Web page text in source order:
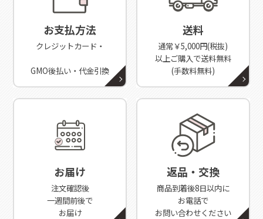
お支払方法
クレジットカード・
GMO後払い・代金引換
送料
通常￥5,000円(税抜)
以上ご購入で送料無料
(手数料無料)
お届け
注文確認後
一週間前後で
お届け
返品・交換
商品到着後8日以内に
お電話で
お問い合わせください